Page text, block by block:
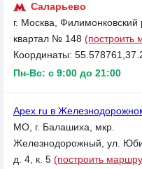
Саларьево
г. Москва, Филимонковский
квартал № 148 (построить
Координаты:
Пн-Вс: с 9:00 до 21:00
Apex.ru в
МО, г. Балашиха, мкр.
Железнодорожный, ул.
д. 4, к. 5 (построить